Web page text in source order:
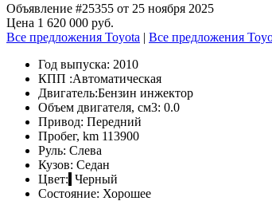
Объявление #25355 от 25 ноября 2025
Цена 1 620 000 руб.
Все предложения Toyota | Все предложения
Год выпуска: 2010
КПП :Автоматическая
Двигатель:Бензин инжектор
Объем двигателя, см3: 0.0
Привод: Передний
Пробег, km 113900
Руль: Слева
Кузов: Седан
Цвет: Черный
Состояние: Хорошее